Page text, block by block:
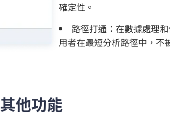
確定性。
路徑打通：在數據處理
用者在最短分析路徑中，不
其他功能